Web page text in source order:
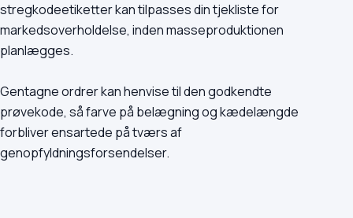
stregkodeetiketter kan tilpasses din tjekliste for
markedsoverholdelse, inden masseproduktionen
planlægges.
Gentagne ordrer kan henvise til den godkendte
prøvekode, så farve på belægning og kædelængde
forbliver ensartede på tværs af
genopfyldningsforsendelser.